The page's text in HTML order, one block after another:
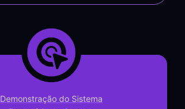
Demonstração do Sistema